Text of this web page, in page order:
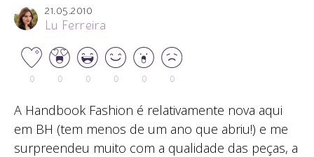
21.05.2010
Lu Ferreira
0 0 0 0 0 0
A Handbook Fashion é relativamente nova aqui
em BH (tem menos de um ano que abriu!) e me
surpreendeu muito com a qualidade das peças, a